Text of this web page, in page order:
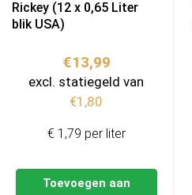
Rickey (12 x 0,65 Liter
blik USA)
€13,99
excl. statiegeld van
€1,80
Toevoegen aan
€ 1,79 per liter